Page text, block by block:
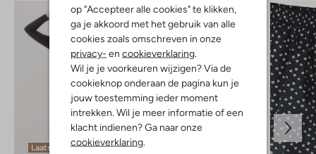
op "Accepteer alle cookies" te klikken,
ga je akkoord met het gebruik van alle
cookies zoals omschreven in onze
privacy- en cookieverklaring
Wil je je voorkeuren wijzigen? Via de
cookieknop onderaan de pagina kun je
jouw toestemming ieder moment
intrekken. Wil je meer informatie of een
klacht indienen? Ga naar onze
cookieverklaring
Laatste maten